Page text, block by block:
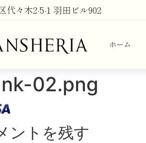
代々木2-5-1 羽田ビル902
ホーム
02.png
ントを残す